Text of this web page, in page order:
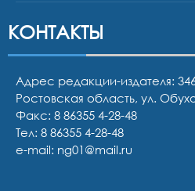
КОНТАКТЫ
Адрес редакции-издателя:
Ростовская область, ул.
Факс: 8 86355 4-28-48
Тел: 8 86355 4-28-48
e-mail: ng01@mail.ru